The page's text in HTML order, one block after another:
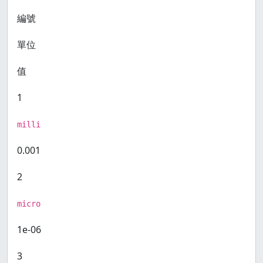
編號
單位
值
1
milli
0.001
2
micro
1e-06
3